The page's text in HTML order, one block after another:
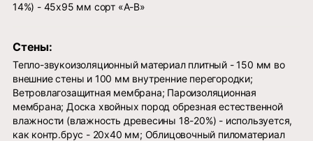
14%) - 45х95 мм сорт «А-В»
Стены:
Тепло-звукоизоляционный материал плитный - 150 мм во
внешние стены и 100 мм внутренние перегородки;
Ветровлагозащитная мембрана; Пароизоляционная
мембрана; Доска хвойных пород обрезная естественной
влажности (влажность древесины 18-20%) - используется,
как контр.брус - 20х40 мм; Облицовочный пиломатериал